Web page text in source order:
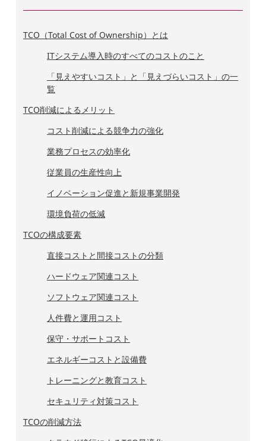
TCO（Total Cost of Ownership）とは
ITシステム導入時のすべてのコストのこと
「見えやすいコスト」と「見えづらいコスト」の一
覧
TCO削減によるメリット
コスト削減による競争力の強化
業務プロセスの効率化
従業員の生産性向上
イノベーション促進と新規事業開発
環境負荷の低減
TCOの構成要素
直接コストと間接コストの分類
ハードウェア関連コスト
ソフトウェア関連コスト
人件費と運用コスト
保守・サポートコスト
エネルギーコストと設備費
トレーニングと教育コスト
セキュリティ対策コスト
TCOの削減方法